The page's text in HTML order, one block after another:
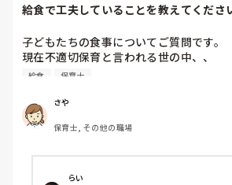
給食で工夫していることを教えてくださ
子どもたちの食事についてご質問です。
現在不適切保育と言われる世の中、、
苦手な食べ物を食べさせるのも不適切、
時間を過ごしています。現在は苦手な食
減らして提供しています。また、全く食
強いせず結局残しています。しかし子ど
くなるので余計に、、）皆さんはどの
助や声掛けをしていますか？
給食 保育士
さや
保育士, その他の職場
らい